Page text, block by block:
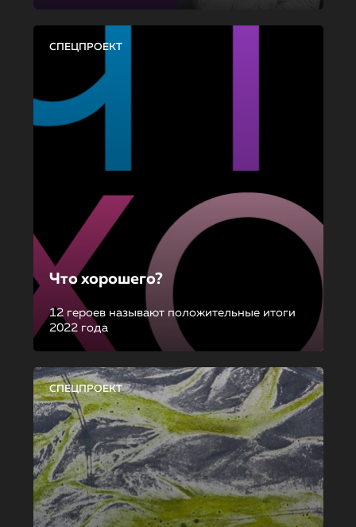
СПЕЦПРОЕКТ
Что хорошего?
12 героев называют положительные итоги
2022 года
СПЕЦПРОЕКТ